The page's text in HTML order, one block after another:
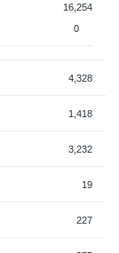
16,254
0
4,328
1,418
3,232
19
227